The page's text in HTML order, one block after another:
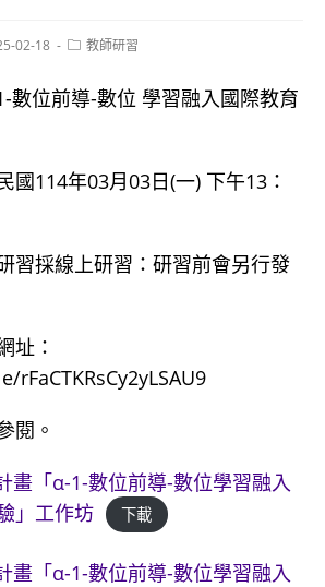
02-18
Post教師研習
數位前導-數位 學習融入國際教育
國114年03月03日(一) 下午13：
習採線上研習：研習前會另行發
址：
閱。
畫「α-1-數位前導-數位學習融入
」工作坊
下載
畫「α-1-數位前導-數位學習融入